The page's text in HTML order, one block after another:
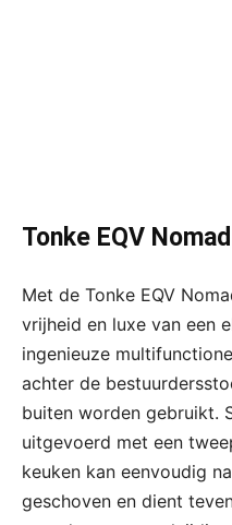
Tonke EQV Nomad
Met de Tonke EQV
vrijheid en luxe van een
ingenieuze
achter de
buiten worden gebruikt.
uitgevoerd met een
keuken kan eenvoudig
geschoven en dient